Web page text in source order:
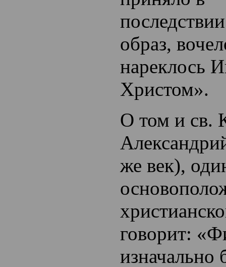
образ,
нареклось
Христом».
О том и св.
же век),
говорит:
изначально